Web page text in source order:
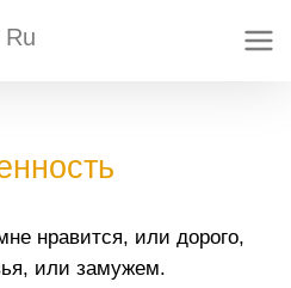
Ru
нравится, или дорого,
или замужем.